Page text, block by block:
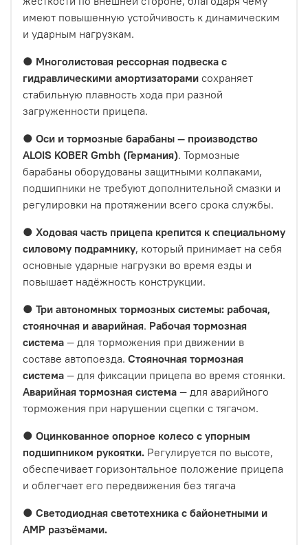
имеют повышенную устойчивость к динамическим
и ударным нагрузкам.
● Многолистовая рессорная подвеска с
гидравлическими амортизаторами сохраняет
стабильную плавность хода при разной
загруженности прицепа.
● Оси и тормозные барабаны — производство
ALOIS KOBER Gmbh (Германия). Тормозные
барабаны оборудованы защитными колпаками,
подшипники не требуют дополнительной смазки и
регулировки на протяжении всего срока службы.
● Ходовая часть прицепа крепится к специальному
силовому подрамнику, который принимает на себя
основные ударные нагрузки во время езды и
повышает надёжность конструкции.
● Три автономных тормозных системы: рабочая,
стояночная и аварийная. Рабочая тормозная
система — для торможения при движении в
составе автопоезда. Стояночная тормозная
система — для фиксации прицепа во время стоянки.
Аварийная тормозная система — для аварийного
торможения при нарушении сцепки с тягачом.
● Оцинкованное опорное колесо с упорным
подшипником рукоятки. Регулируется по высоте,
обеспечивает горизонтальное положение прицепа
и облегчает его передвижения без тягача
● Светодиодная светотехника с байонетными и
AMP разъёмами.